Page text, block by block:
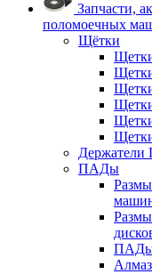
Запчасти,
поломоечных
Щётки
ПАДы
ПАДы